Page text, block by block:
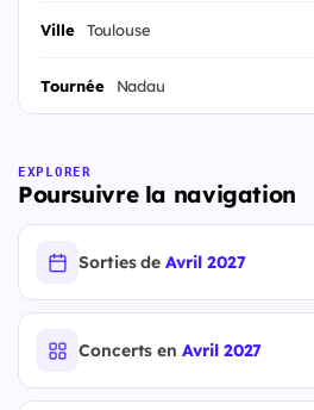
Ville Toulouse
Tournée Nadau
EXPLORER
Poursuivre la navigation
Sorties deAvril 2027
Concerts enAvril 2027